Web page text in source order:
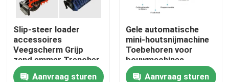
Thuis
Slip-steer loader
accessoires
Veegscherm Grijp
zand emmer Trencher
Aanvraag sturen
Gele automatische
mini-houtsnijmachine
Toebehoren voor
bouwmachines
Aanvraag sturen